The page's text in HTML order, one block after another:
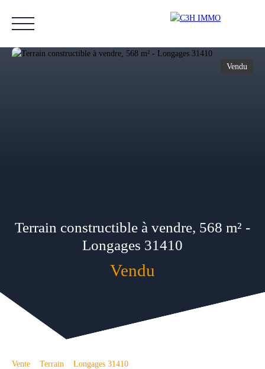
Vendu
Terrain constructible à vendre, 568 m² -
Longages 31410
Vendu
Vente Terrain
Longages 31410